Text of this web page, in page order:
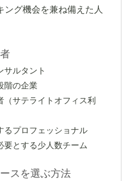
ング機会を兼ね備えた人
サルタント
階の企業
（サテライトオフィス利
るプロフェッショナル
とする少人数チーム
スを選ぶ方法